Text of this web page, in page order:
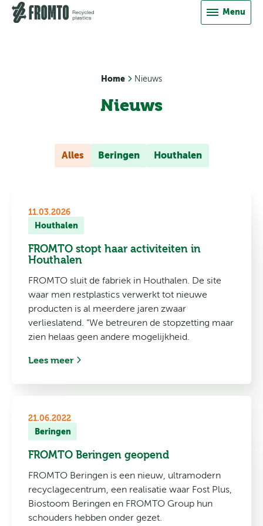
Direct naar inhoud
Menu
Contact
Home Nieuws
Nieuws
Alles Beringen Houthalen
11.03.2026
Houthalen
FROMTO stopt haar activiteiten in
Houthalen
FROMTO sluit de fabriek in Houthalen. De site
waar men restplastics verwerkt tot nieuwe
producten is al meerdere jaren zwaar
verlieslatend. “We betreuren de stopzetting maar
zien helaas geen andere mogelijkheid.
Lees meer
21.06.2022
Beringen
FROMTO Beringen geopend
FROMTO Beringen is een nieuw, ultramodern
recyclagecentrum, een realisatie waar Fost Plus,
Biostoom Beringen en FROMTO Group hun
schouders hebben onder gezet.